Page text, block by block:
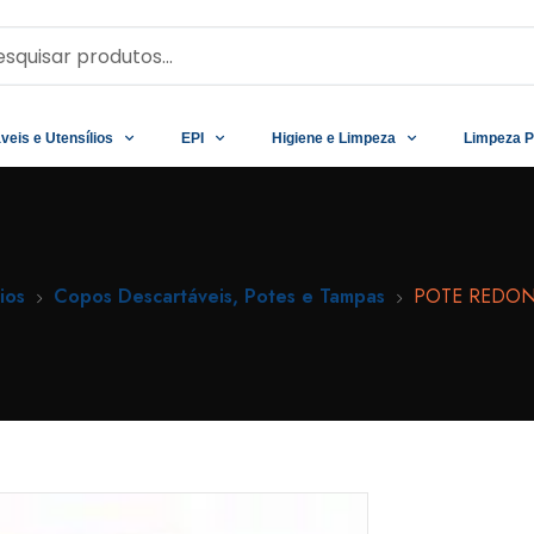
e Utensílios EPI Higiene e Limpeza Limpeza
Copos Descartáveis, Potes e Tampas POTE